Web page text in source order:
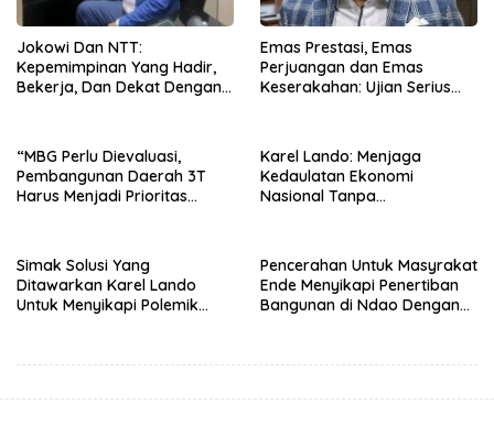
Jokowi Dan NTT:
Kepemimpinan Yang Hadir,
Bekerja, Dan Dekat Dengan
Emas Prestasi, Emas
Perjuangan dan Emas
Keserakahan: Ujian Serius
“MBG Perlu Dievaluasi,
Pembangunan Daerah 3T
Harus Menjadi Prioritas
Karel Lando: Menjaga
Kedaulatan Ekonomi
Nasional Tanpa
Simak Solusi Yang
Ditawarkan Karel Lando
Untuk Menyikapi Polemik
Pencerahan Untuk Masyrakat
Ende Menyikapi Penertiban
Bangunan di Ndao Dengan